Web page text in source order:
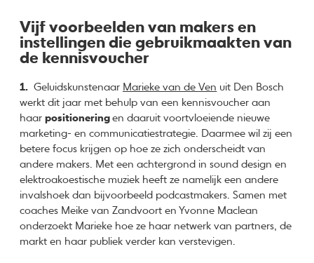
Vijf voorbeelden van makers en
instellingen die gebruikmaakten van
de kennisvoucher
1. Geluidskunstenaar Marieke van de Ven uit Den Bosch
werkt dit jaar met behulp van een kennisvoucher aan
haarpositioneringen daaruit voortvloeiende nieuwe
marketing- en communicatiestrategie. Daarmee wil zij een
betere focus krijgen op hoe ze zich onderscheidt van
andere makers. Met een achtergrond in sound design en
elektroakoestische muziek heeft ze namelijk een andere
invalshoek dan bijvoorbeeld podcastmakers. Samen met
coaches Meike van Zandvoort en Yvonne Maclean
onderzoekt Marieke hoe ze haar netwerk van partners, de
markt en haar publiek verder kan verstevigen.